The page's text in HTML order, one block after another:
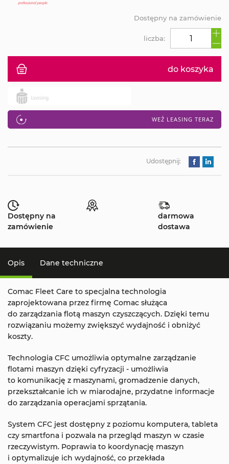
do koszyka
WEŹ LEASING TERAZ
liczba:
Dostępny na zamówienie
Udostępnij:
Dostępny na
zamówienie
darmowa
dostawa
Opis Dane techniczne
Comac Fleet Care to specjalna technologia
zaprojektowana przez firmę Comac służąca
do zarządzania flotą maszyn czyszczących. Dzięki temu
rozwiązaniu możemy zwiększyć wydajność i obniżyć
koszty.
Technologia CFC umożliwia optymalne zarządzanie
flotami maszyn dzięki cyfryzacji - umożliwia
to komunikację z maszynami, gromadzenie danych,
przekształcanie ich w miarodajne, przydatne informacje
do zarządzania operacjami sprzątania.
System CFC jest dostępny z poziomu komputera, tableta
czy smartfona i pozwala na przegląd maszyn w czasie
rzeczywistym. Poprawia to koordynację maszyn
i optymalizuje ich wydajność, co przekłada